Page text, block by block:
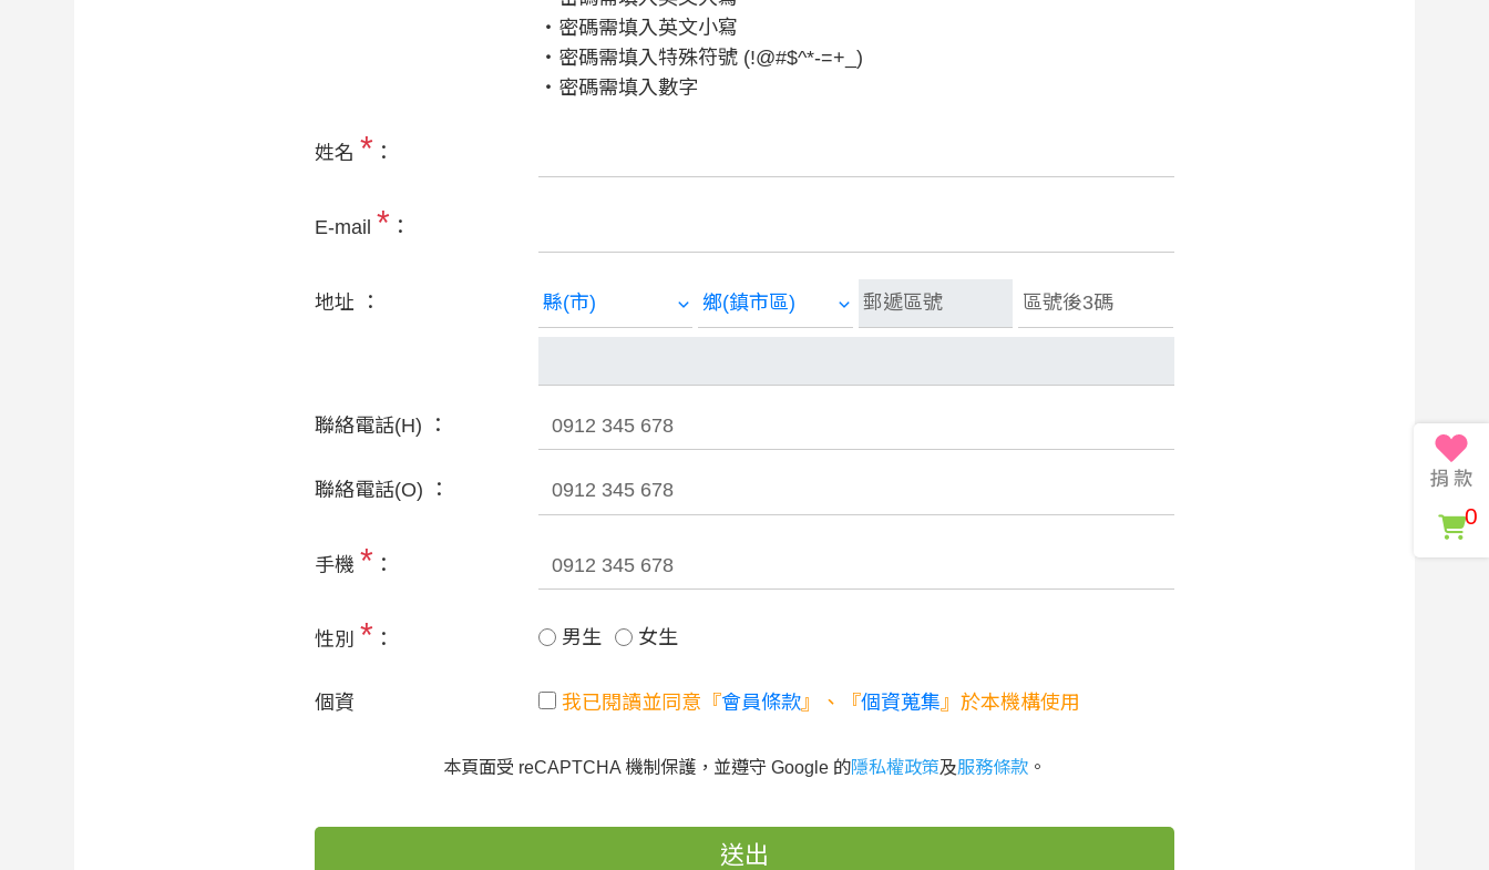
‧密碼需填入英文小寫
‧密碼需填入特殊符號 (!@#$^*-=+_)
‧密碼需填入數字
姓名 * ：
E-mail * ：
地址 ：
聯絡電話(H) ：
聯絡電話(O) ：
手機 * ：
性別 * ： 男生 女生
個資 我已閱讀並同意『會員條款』、『個資蒐集』於本機構使用
本頁面受 reCAPTCHA 機制保護，並遵守 Google 的隱私權政策及服務條款。
送出
0